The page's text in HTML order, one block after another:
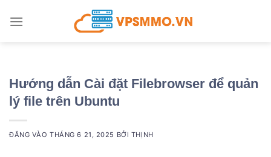
qua
Hướng dẫn Cài đặt Filebrowser để quản
lý file trên Ubuntu
ĐĂNG VÀOTHÁNG 6 21, 2025 BỞI THỊNH